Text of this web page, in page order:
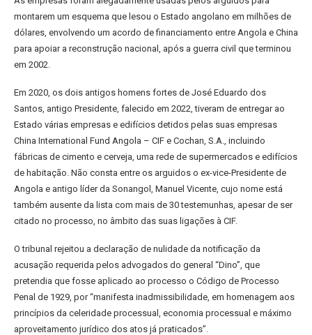
montarem um esquema que lesou o Estado angolano em milhões de
dólares, envolvendo um acordo de financiamento entre Angola e China
para apoiar a reconstrução nacional, após a guerra civil que terminou
em 2002.
Em 2020, os dois antigos homens fortes de José Eduardo dos
Santos, antigo Presidente, falecido em 2022, tiveram de entregar ao
Estado várias empresas e edifícios detidos pelas suas empresas
China International Fund Angola – CIF e Cochan, S.A., incluindo
fábricas de cimento e cerveja, uma rede de supermercados e edifícios
de habitação. Não consta entre os arguidos o ex-vice-Presidente de
Angola e antigo líder da Sonangol, Manuel Vicente, cujo nome está
também ausente da lista com mais de 30 testemunhas, apesar de ser
citado no processo, no âmbito das suas ligações à CIF.
O tribunal rejeitou a declaração de nulidade da notificação da
acusação requerida pelos advogados do general “Dino”, que
pretendia que fosse aplicado ao processo o Código de Processo
Penal de 1929, por “manifesta inadmissibilidade, em homenagem aos
princípios da celeridade processual, economia processual e máximo
aproveitamento jurídico dos atos já praticados”.